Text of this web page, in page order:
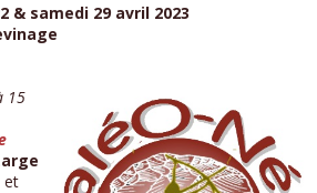
& samedi 29 avril 2023
15
et